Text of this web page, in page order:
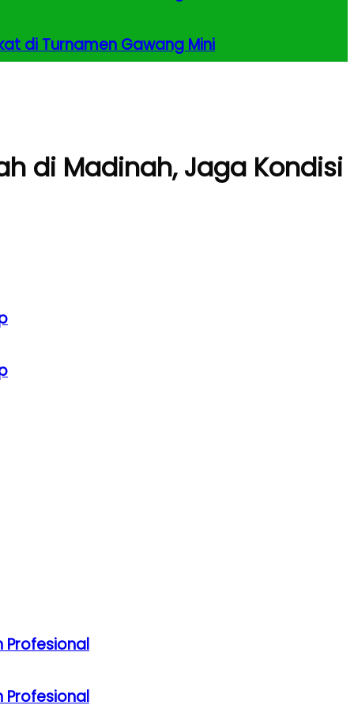
Profesional
di Turnamen Gawang Mini
Profesional
di Madinah, Jaga Kondisi